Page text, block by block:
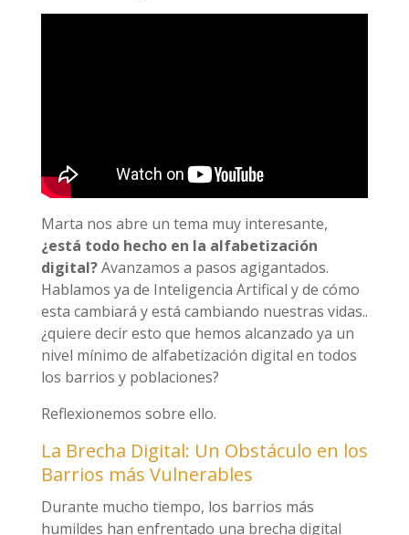
Marta nos abre un tema muy interesante,
¿está todo hecho en la alfabetización
digital?Avanzamos a pasos agigantados.
Hablamos ya de Inteligencia Artifical y de cómo
esta cambiará y está cambiando nuestras vidas..
¿quiere decir esto que hemos alcanzado ya un
nivel mínimo de alfabetización digital en todos
los barrios y poblaciones?
Reflexionemos sobre ello.
La Brecha Digital: Un Obstáculo en los
Barrios más Vulnerables
Durante mucho tiempo, los barrios más
humildes han enfrentado una brecha digital